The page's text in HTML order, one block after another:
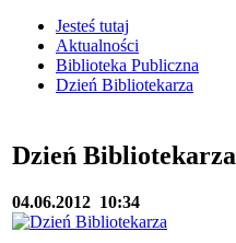
Jesteś tutaj
Aktualności
Biblioteka Publiczna
Dzień Bibliotekarza
Dzień Bibliotekarza
04.06.2012 10:34